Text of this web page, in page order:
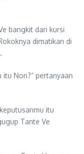
bangkit dari kursi
dimatikan di
itu Non?” pertanyaan
itu
Tante Ve